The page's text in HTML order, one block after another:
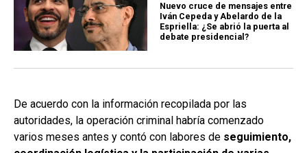
Nuevo cruce de mensajes entre
Iván Cepeda y Abelardo de la
Espriella: ¿Se abrió la puerta al
debate presidencial?
De acuerdo con la información recopilada por las
autoridades, la operación criminal habría comenzado
varios meses antes y contó con labores de seguimiento,